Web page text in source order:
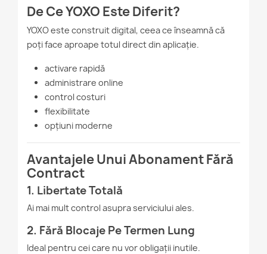
De Ce YOXO Este Diferit?
YOXO este construit digital, ceea ce înseamnă că
poți face aproape totul direct din aplicație.
activare rapidă
administrare online
control costuri
flexibilitate
opțiuni moderne
Avantajele Unui Abonament Fără
Contract
1. Libertate Totală
Ai mai mult control asupra serviciului ales.
2. Fără Blocaje Pe Termen Lung
Ideal pentru cei care nu vor obligații inutile.